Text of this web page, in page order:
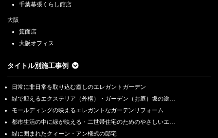
千葉幕張くらし館店
大阪
箕面店
大阪オフィス
タイトル別施工事例
日常に非日常を取り込む癒しのエレガントガーデン
緑で迎えるエクステリア（外構）・ガーデン（お庭）坂の途…
モールディングの映えるエレガントなガーデンリフォーム
都市生活の中に緑が映える・二世帯住宅のためのやさしいエ…
緑に囲まれたクィーン・アン様式の邸宅